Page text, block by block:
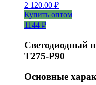
2 120.00 ₽
Купить оптом
1144 ₽
Светодиодный
T275-P90
Основные